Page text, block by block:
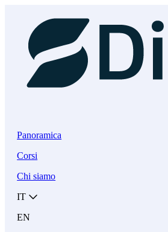
Panoramica
Corsi
Chi siamo
IT
EN